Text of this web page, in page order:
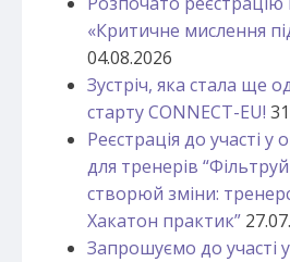
«Критичне мислення
04.08.2026
Зустріч, яка стала ще
старту CONNECT-EU!
Реєстрація до участі у
для тренерів
створюй зміни:
Хакатон практик”
Запрошуємо до участі